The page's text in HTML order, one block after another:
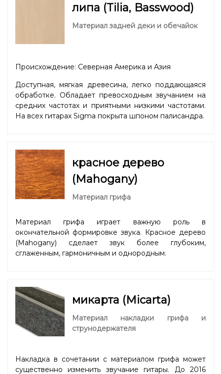
липа (Tilia, Basswood)
Материал задней деки и обечайок
Происхождение: Северная Америка и Азия
Доступная, мягкая древесина, легко поддающаяся
обработке. Обладает превосходным звучанием на
средних частотах и приятными низкими частотами.
На всех гитарах Sigma покрыта шпоном палисандра.
красное дерево
(Mahogany)
Материал грифа
Материал грифа играет важную роль в
окончательной формировке звука. Красное дерево
(Mahogany) сделает звук более глубоким,
сглаженным, гармоничным и однородным.
микарта (Micarta)
Материал накладки грифа и
струнодержателя
Накладка в сочетании с материалом грифа может
существенно изменить звучание гитары. До 2016